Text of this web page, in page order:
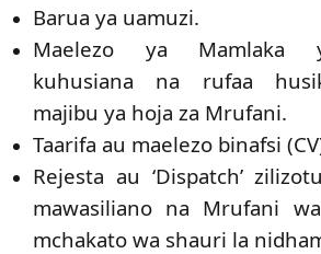
Barua ya uamuzi.
Maelezo ya Mamlaka
kuhusiana na rufaa
majibu ya hoja za Mrufani.
Taarifa au maelezo binafsi
Rejesta au ‘Dispatch’
mawasiliano na Mrufani
mchakato wa shauri la